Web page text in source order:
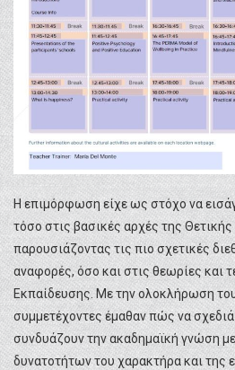
Η επιμόρφωση είχε ως στόχο να
τόσο στις βασικές αρχές της
παρουσιάζοντας τις πιο σχετικές
αναφορές, όσο και στις θεωρίες και
Εκπαίδευσης. Με την ολοκλήρωση
συμμετέχοντες έμαθαν πώς να
συνδυάζουν την ακαδημαϊκή γνώση
δυνατοτήτων του χαρακτήρα και της